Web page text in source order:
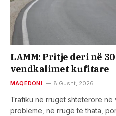
LAMM: Pritje deri në
vendkalimet kufitare
MAQEDONI 8 Gusht, 2026
Trafiku në rrugët shtetërore
probleme, në rrugë të thata,